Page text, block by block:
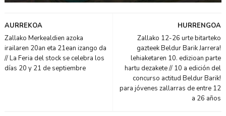
HURRENGOA
Zallako 12-26 urte bitarteko
gazteek Beldur Barik Jarrera!
lehiaketaren 10. edizioan parte
hartu dezakete // 10 a edición del
concurso actitud Beldur Barik!
para jóvenes zallarras de entre 12
a 26 años
AURREKOA
Zallako Merkealdien azoka
irailaren 20an eta 21ean izango da
// La Feria del stock se celebra los
días 20 y 21 de septiembre